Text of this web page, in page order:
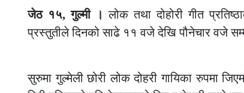
जेठ १५, गुल्मी । लोक तथा दोहोरी गीत
प्रस्तुतीले दिनको साढे ११ वजे देखि पौनेचार वजे
सुरुमा गुल्मेली छोरी लोक दोहरी गायिका रुपमा